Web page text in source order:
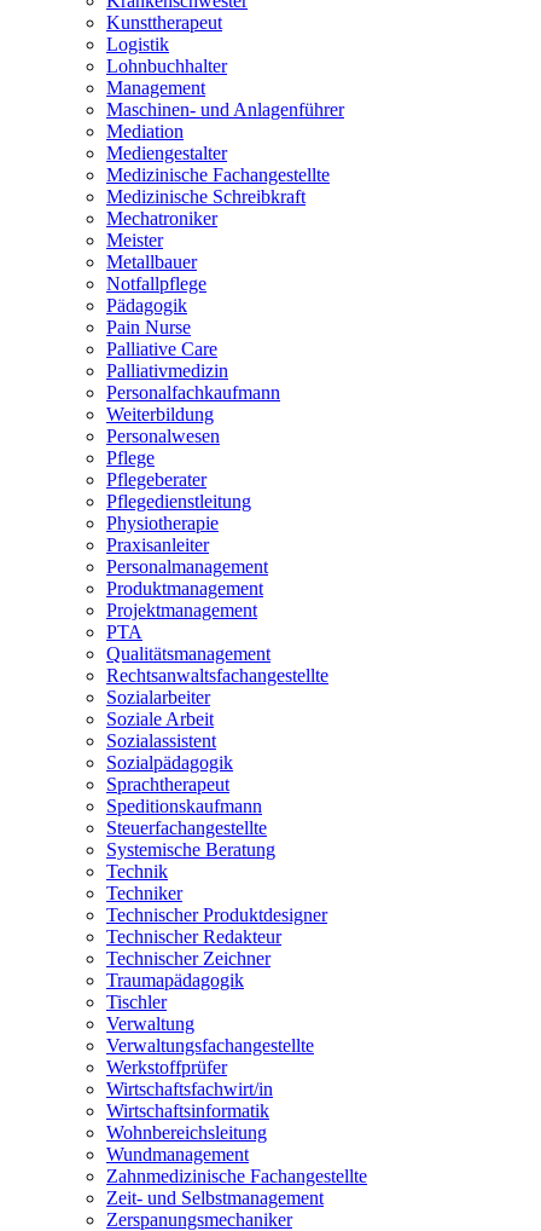
Kunsttherapeut
Logistik
Lohnbuchhalter
Management
Maschinen- und Anlagenführer
Mediation
Mediengestalter
Medizinische Fachangestellte
Medizinische Schreibkraft
Mechatroniker
Meister
Metallbauer
Notfallpflege
Pädagogik
Pain Nurse
Palliative Care
Palliativmedizin
Personalfachkaufmann
Weiterbildung
Personalwesen
Pflege
Pflegeberater
Pflegedienstleitung
Physiotherapie
Praxisanleiter
Personalmanagement
Produktmanagement
Projektmanagement
PTA
Qualitätsmanagement
Rechtsanwaltsfachangestellte
Sozialarbeiter
Soziale Arbeit
Sozialassistent
Sozialpädagogik
Sprachtherapeut
Speditionskaufmann
Steuerfachangestellte
Systemische Beratung
Technik
Techniker
Technischer Produktdesigner
Technischer Redakteur
Technischer Zeichner
Traumapädagogik
Tischler
Verwaltung
Verwaltungsfachangestellte
Werkstoffprüfer
Wirtschaftsfachwirt/in
Wirtschaftsinformatik
Wohnbereichsleitung
Wundmanagement
Zahnmedizinische Fachangestellte
Zeit- und Selbstmanagement
Zerspanungsmechaniker